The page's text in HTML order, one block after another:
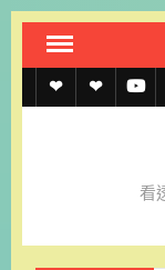
Skip
content透
約
透
上
透
看